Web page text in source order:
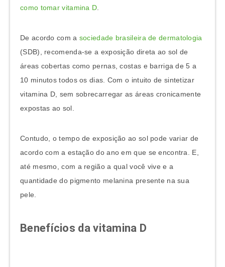
como tomar vitamina D
De acordo com a sociedade brasileira de dermatologia
(SDB), recomenda-se a exposição direta ao sol de
áreas cobertas como pernas, costas e barriga de 5 a
10 minutos todos os dias. Com o intuito de sintetizar
vitamina D, sem sobrecarregar as áreas cronicamente
expostas ao sol.
Contudo, o tempo de exposição ao sol pode variar de
acordo com a estação do ano em que se encontra. E,
até mesmo, com a região a qual você vive e a
quantidade do pigmento melanina presente na sua
pele.
Benefícios da vitamina D